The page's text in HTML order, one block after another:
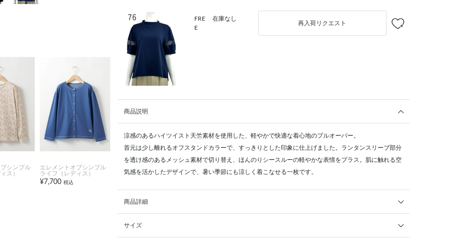
シンプル
ス）
エレメントオブシンプル
ライフ（レディス）
¥7,700 税込
FRE
E
在庫なし
再入荷リクエスト
商品説明
涼感のあるハイツイスト天竺素材を使用した、軽やかで快適な着心地のプルオーバー。
首元は少し離れるオフスタンドカラーで、すっきりとした印象に仕上げました。ランタンスリーブ部分
を透け感のあるメッシュ素材で切り替え、ほんのりシースルーの軽やかな表情をプラス。肌に触れる空
気感を活かしたデザインで、暑い季節にも涼しく着こなせる一枚です。
商品詳細
サイズ